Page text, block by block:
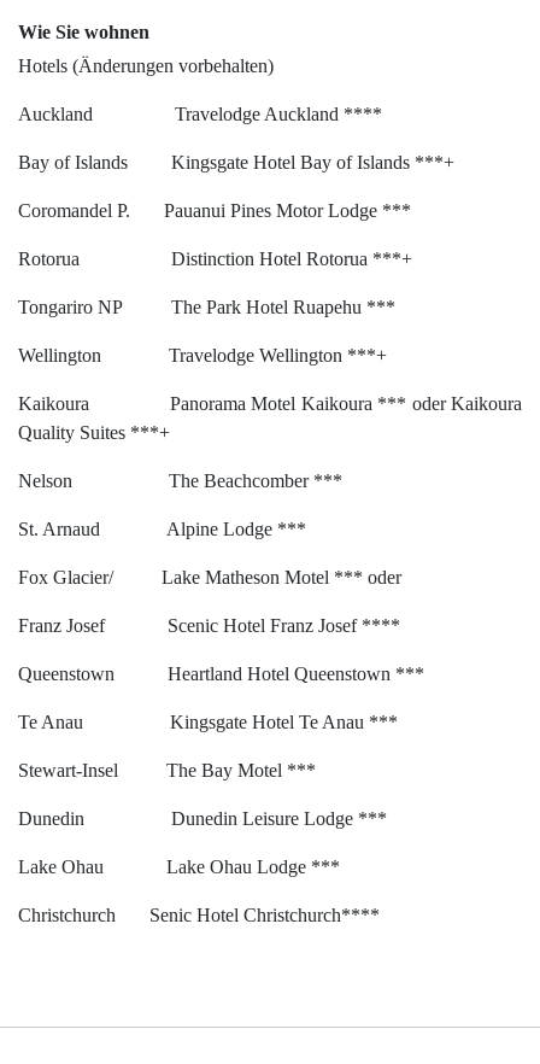
Wie Sie wohnen
Hotels (Änderungen vorbehalten)
Auckland Travelodge Auckland ****
Bay of Islands Kingsgate Hotel Bay of Islands ***+
Coromandel P. Pauanui Pines Motor Lodge ***
Rotorua Distinction Hotel Rotorua ***+
Tongariro NP The Park Hotel Ruapehu ***
Wellington Travelodge Wellington ***+
Kaikoura Panorama Motel Kaikoura *** oder Kaikoura
Quality Suites ***+
Nelson The Beachcomber ***
St. Arnaud Alpine Lodge ***
Fox Glacier/ Lake Matheson Motel *** oder
Franz Josef Scenic Hotel Franz Josef ****
Queenstown Heartland Hotel Queenstown ***
Te Anau Kingsgate Hotel Te Anau ***
Stewart-Insel The Bay Motel ***
Dunedin Dunedin Leisure Lodge ***
Lake Ohau Lake Ohau Lodge ***
Christchurch Senic Hotel Christchurch****